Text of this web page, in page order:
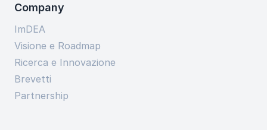
Company
ImDEA
Visione e Roadmap
Ricerca e Innovazione
Brevetti
Partnership